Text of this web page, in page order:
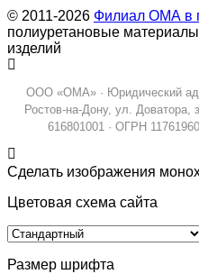
© 2011-2026 Филиал ОМА в
полиуретановые
изделий
ООО «ОМА» · Юридический
Ростов-на-Дону, ул.
616801001 · ОГРН
Сделать изображения
Цветовая схема сайта
Размер шрифта